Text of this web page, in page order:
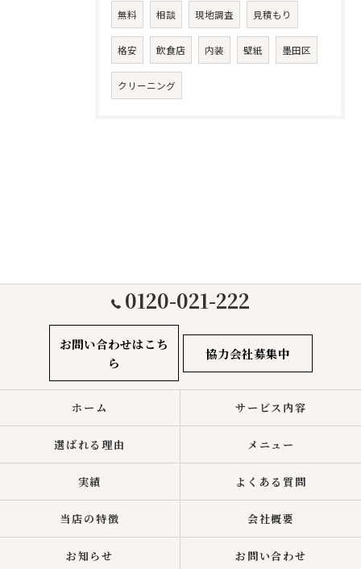
無料 相談 現地調査 見積もり
格安 飲食店 内装 壁紙 墨田区
クリーニング
0120-021-222
お問い合わせはこち
ら
協力会社募集中
ホーム サービス内容
選ばれる理由 メニュー
実績 よくある質問
当店の特徴 会社概要
お知らせ お問い合わせ